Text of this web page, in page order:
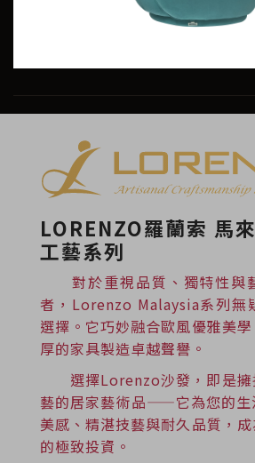
LORENZO羅蘭索 馬
工藝系列
對於重視品質、獨特性與
者，Lorenzo Malaysia系列無
選擇。它巧妙融合歐風優雅美
厚的家具製造卓越聲譽。
選擇Lorenzo沙發，即是擁
藝的居家藝術品——它為您的生
美感、精湛技藝與耐久品質，
的極致投資。